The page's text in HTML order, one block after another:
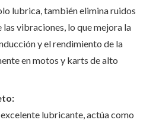
lubrica, también elimina ruidos
vibraciones, lo que mejora la
y el rendimiento de la
en motos y karts de alto
lubricante, actúa como